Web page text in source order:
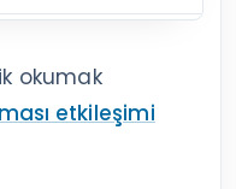
okumak
etkileşimi